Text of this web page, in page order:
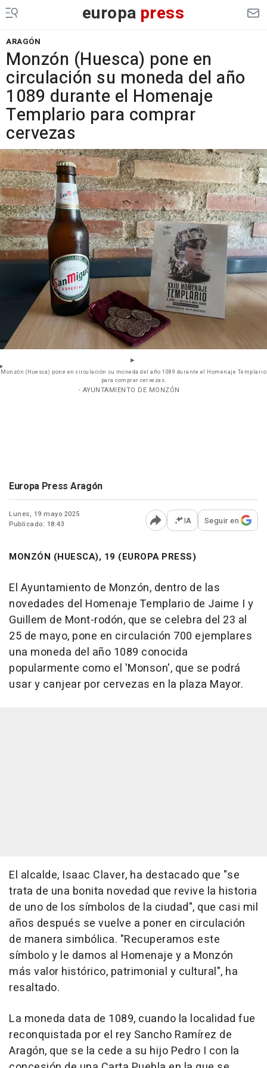
europa press
ARAGÓN
Monzón (Huesca) pone en
circulación su moneda del año
1089 durante el Homenaje
Templario para comprar
cervezas
Monzón (Huesca) pone en circulación su moneda del año 1089 durante el Homenaje Templario
para comprar cervezas.
- AYUNTAMIENTO DE MONZÓN
Europa Press Aragón
Lunes, 19 mayo 2025
Publicado: 18:43
Abrir opciones para
IA Seguir en
MONZÓN (HUESCA), 19 (EUROPA PRESS)
El Ayuntamiento de Monzón, dentro de las
novedades del Homenaje Templario de Jaime I y
Guillem de Mont-rodón, que se celebra del 23 al
25 de mayo, pone en circulación 700 ejemplares
una moneda del año 1089 conocida
popularmente como el 'Monson', que se podrá
usar y canjear por cervezas en la plaza Mayor.
El alcalde, Isaac Claver, ha destacado que "se
trata de una bonita novedad que revive la historia
de uno de los símbolos de la ciudad", que casi mil
años después se vuelve a poner en circulación
de manera simbólica. "Recuperamos este
símbolo y le damos al Homenaje y a Monzón
más valor histórico, patrimonial y cultural", ha
resaltado.
La moneda data de 1089, cuando la localidad fue
reconquistada por el rey Sancho Ramírez de
Aragón, que se la cede a su hijo Pedro I con la